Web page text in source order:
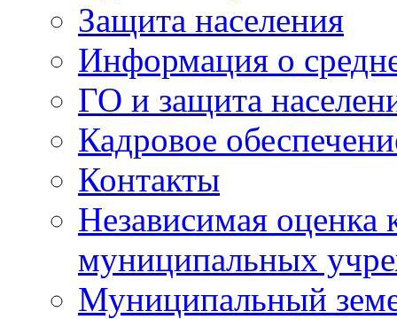
Защита населения
Информация о
ГО и защита
Кадровое
Контакты
Независимая оценка
муниципальных
Муниципальный